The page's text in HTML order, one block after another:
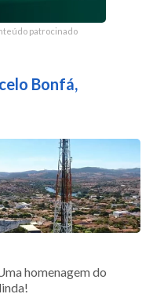
patrocinado
patrocinado
Bonfá,
homenagem do